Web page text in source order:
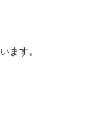
ます。